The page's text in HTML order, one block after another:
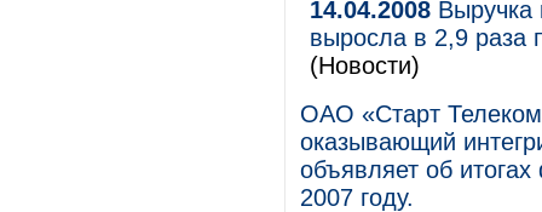
14.04.2008 Выручка
выросла в 2,9 раза
(Новости)
ОАО «Старт
оказывающий
объявляет об
2007 году.